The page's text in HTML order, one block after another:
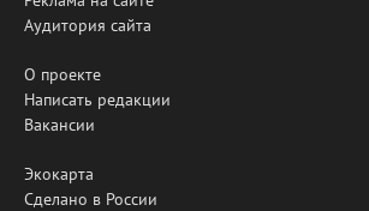
Аудитория сайта
О проекте
Написать редакции
Вакансии
Экокарта
Сделано в России